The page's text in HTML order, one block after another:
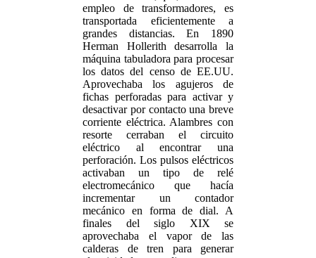
empleo de transformadores, es
transportada eficientemente a
grandes distancias. En 1890
Herman Hollerith desarrolla la
máquina tabuladora para procesar
los datos del censo de EE.UU.
Aprovechaba los agujeros de
fichas perforadas para activar y
desactivar por contacto una breve
corriente eléctrica. Alambres con
resorte cerraban el circuito
eléctrico al encontrar una
perforación. Los pulsos eléctricos
activaban un tipo de relé
electromecánico que hacía
incrementar un contador
mecánico en forma de dial. A
finales del siglo XIX se
aprovechaba el vapor de las
calderas de tren para generar